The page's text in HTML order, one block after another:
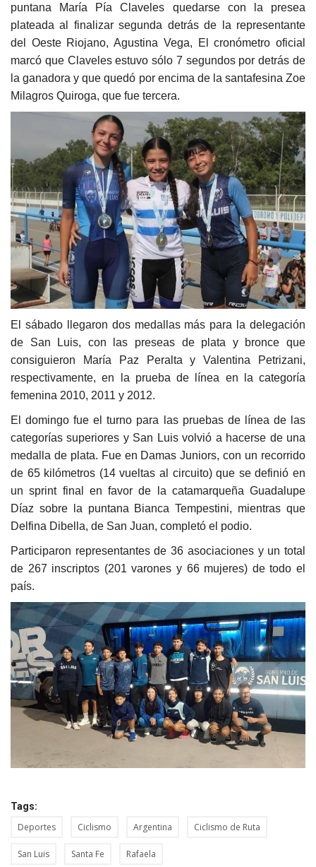
puntana María Pía Claveles quedarse con la presea
plateada al finalizar segunda detrás de la representante
del Oeste Riojano, Agustina Vega, El cronómetro oficial
marcó que Claveles estuvo sólo 7 segundos por detrás de
la ganadora y que quedó por encima de la santafesina Zoe
Milagros Quiroga, que fue tercera.
El sábado llegaron dos medallas más para la delegación
de San Luis, con las preseas de plata y bronce que
consiguieron María Paz Peralta y Valentina Petrizani,
respectivamente, en la prueba de línea en la categoría
femenina 2010, 2011 y 2012.
El domingo fue el turno para las pruebas de línea de las
categorías superiores y San Luis volvió a hacerse de una
medalla de plata. Fue en Damas Juniors, con un recorrido
de 65 kilómetros (14 vueltas al circuito) que se definió en
un sprint final en favor de la catamarqueña Guadalupe
Díaz sobre la puntana Bianca Tempestini, mientras que
Delfina Dibella, de San Juan, completó el podio.
Participaron representantes de 36 asociaciones y un total
de 267 inscriptos (201 varones y 66 mujeres) de todo el
país.
Tags:
Deportes Ciclismo Argentina Ciclismo de Ruta
San Luis Santa Fe Rafaela